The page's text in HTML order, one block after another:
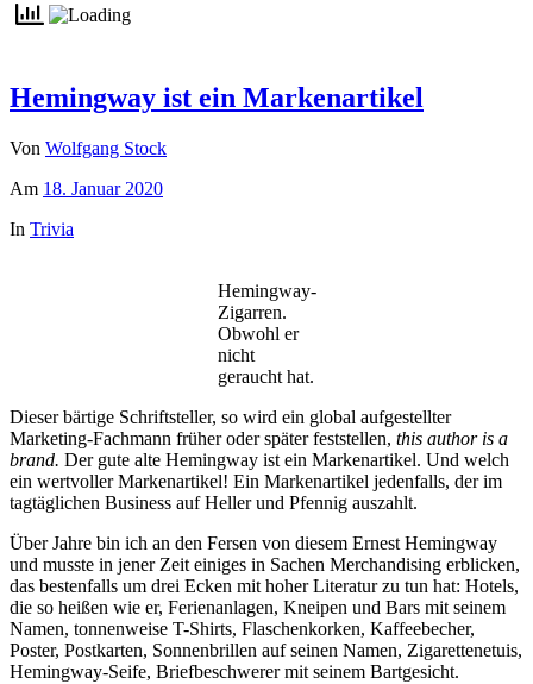
Hemingway ist ein Markenartikel
Von Wolfgang Stock
Am 18. Januar 2020
In Trivia
Hemingway-
Zigarren.
Obwohl er
nicht
geraucht hat.
Dieser bärtige Schriftsteller, so wird ein global aufgestellter
Marketing-Fachmann früher oder später feststellen, this author is a
brand. Der gute alte Hemingway ist ein Markenartikel. Und welch
ein wertvoller Markenartikel! Ein Markenartikel jedenfalls, der im
tagtäglichen Business auf Heller und Pfennig auszahlt.
Über Jahre bin ich an den Fersen von diesem Ernest Hemingway
und musste in jener Zeit einiges in Sachen Merchandising erblicken,
das bestenfalls um drei Ecken mit hoher Literatur zu tun hat: Hotels,
die so heißen wie er, Ferienanlagen, Kneipen und Bars mit seinem
Namen, tonnenweise T-Shirts, Flaschenkorken, Kaffeebecher,
Poster, Postkarten, Sonnenbrillen auf seinen Namen, Zigarettenetuis,
Hemingway-Seife, Briefbeschwerer mit seinem Bartgesicht.